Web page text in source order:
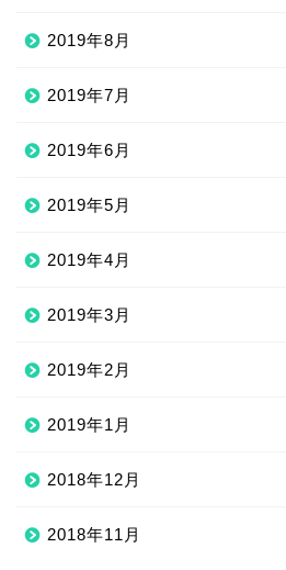
2019年8月
2019年7月
2019年6月
2019年5月
2019年4月
2019年3月
2019年2月
2019年1月
2018年12月
2018年11月